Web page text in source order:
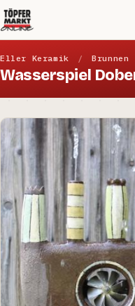
Eller Keramik / Brunnen
Wasserspiel